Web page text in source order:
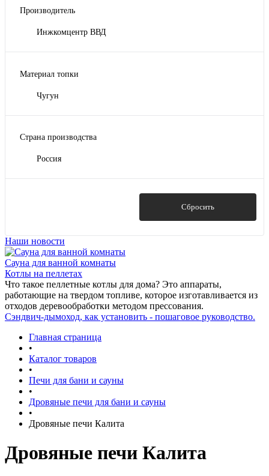
Производитель
Инжкомцентр ВВД
Материал топки
Чугун
Страна производства
Россия
Сбросить
Наши новости
Сауна для ванной комнаты
Котлы на пеллетах
Что такое пеллетные котлы для дома? Это аппараты,
работающие на твердом топливе, которое изготавливается из
отходов деревообработки методом прессования.
Сэндвич-дымоход, как установить - пошаговое руководство.
Главная страница
•
Каталог товаров
•
Печи для бани и сауны
•
Дровяные печи для бани и сауны
•
Дровяные печи Калита
Дровяные печи Калита